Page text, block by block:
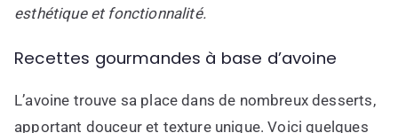
esthétique et fonctionnalité.
Recettes gourmandes à base d’avoine
L’avoine trouve sa place dans de nombreux desserts,
apportant douceur et texture unique. Voici quelques